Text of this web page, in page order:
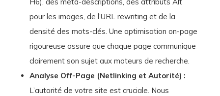
pour les images, de l’URL rewriting et de la
densité des mots-clés. Une optimisation on-page
rigoureuse assure que chaque page communique
clairement son sujet aux moteurs de recherche.
Analyse Off-Page (Netlinking et Autorité) :
L’autorité de votre site est cruciale. Nous